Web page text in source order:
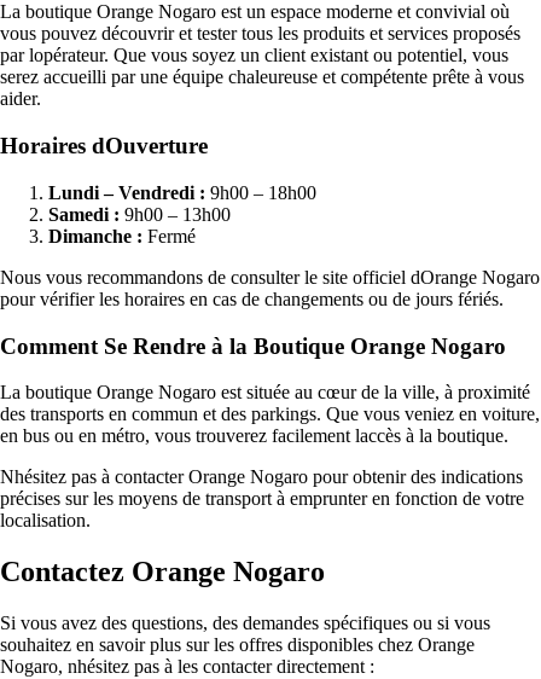
La boutique Orange Nogaro est un espace moderne et convivial où
vous pouvez découvrir et tester tous les produits et services proposés
par lopérateur. Que vous soyez un client existant ou potentiel, vous
serez accueilli par une équipe chaleureuse et compétente prête à vous
aider.
Horaires dOuverture
Lundi – Vendredi : 9h00 – 18h00
Samedi : 9h00 – 13h00
Dimanche : Fermé
Nous vous recommandons de consulter le site officiel dOrange Nogaro
pour vérifier les horaires en cas de changements ou de jours fériés.
Comment Se Rendre à la Boutique Orange Nogaro
La boutique Orange Nogaro est située au cœur de la ville, à proximité
des transports en commun et des parkings. Que vous veniez en voiture,
en bus ou en métro, vous trouverez facilement laccès à la boutique.
Nhésitez pas à contacter Orange Nogaro pour obtenir des indications
précises sur les moyens de transport à emprunter en fonction de votre
localisation.
Contactez Orange Nogaro
Si vous avez des questions, des demandes spécifiques ou si vous
souhaitez en savoir plus sur les offres disponibles chez Orange
Nogaro, nhésitez pas à les contacter directement :